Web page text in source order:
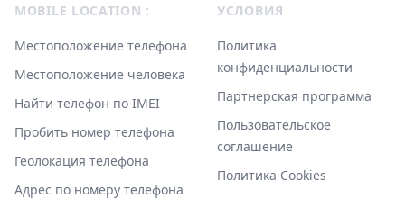
MOBILE LOCATION :
Местоположение телефона
Местоположение человека
Найти телефон по IMEI
Пробить номер телефона
Геолокация телефона
Адрес по номеру телефона
УСЛОВИЯ
Политика
конфиденциальности
Партнерская программа
Пользовательское
соглашение
Политика Cookies